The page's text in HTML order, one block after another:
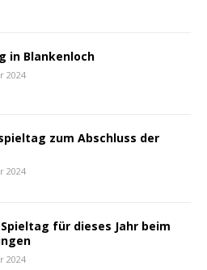
in Blankenloch
2024
zum Abschluss der
2024
für dieses Jahr beim
2024